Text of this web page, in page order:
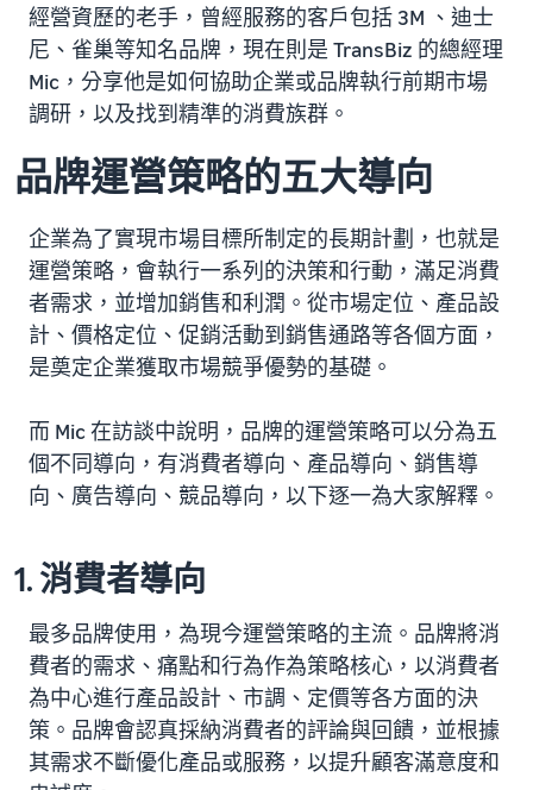
經營資歷的老手，曾經服務的客戶包括 3M 、迪士
尼、雀巢等知名品牌，現在則是 TransBiz 的總經理
Mic，分享他是如何協助企業或品牌執行前期市場
調研，以及找到精準的消費族群。
品牌運營策略的五大導向
企業為了實現市場目標所制定的長期計劃，也就是
運營策略，會執行一系列的決策和行動，滿足消費
者需求，並增加銷售和利潤。從市場定位、產品設
計、價格定位、促銷活動到銷售通路等各個方面，
是奠定企業獲取市場競爭優勢的基礎。
而 Mic 在訪談中說明，品牌的運營策略可以分為五
個不同導向，有消費者導向、產品導向、銷售導
向、廣告導向、競品導向，以下逐一為大家解釋。
1. 消費者導向
最多品牌使用，為現今運營策略的主流。品牌將消
費者的需求、痛點和行為作為策略核心，以消費者
為中心進行產品設計、市調、定價等各方面的決
策。品牌會認真採納消費者的評論與回饋，並根據
其需求不斷優化產品或服務，以提升顧客滿意度和